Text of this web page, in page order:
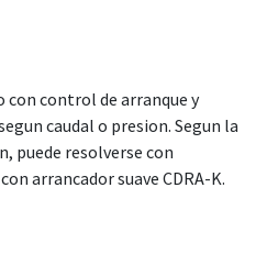
con control de arranque y
caudal o presion. Segun la
puede resolverse con
arrancador suave CDRA-K.